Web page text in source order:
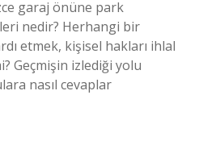
garaj önüne park
nedir? Herhangi bir
etmek, kişisel hakları ihlal
Geçmişin izlediği yolu
nasıl cevaplar